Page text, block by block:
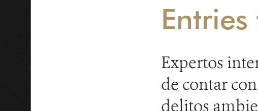
Expertos
de contar
delitos